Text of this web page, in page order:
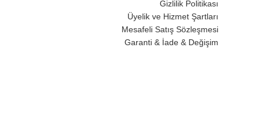
Gizlilik Politikası
Üyelik ve Hizmet Şartları
Mesafeli Satış Sözleşmesi
Garanti & İade & Değişim